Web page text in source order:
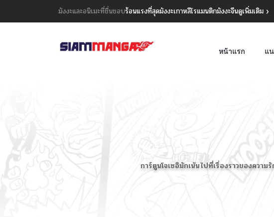
มังงะและอนิเมะที่ชื่นชอบร้อนแรงที่สุดมังงะเกาหลีโรแมนติกมังงะจีนดูเพิ่มเติม
หน้าแรก แ
การ์ตูนโจเซอิมักเน้นไปที่เรื่องราวของคว